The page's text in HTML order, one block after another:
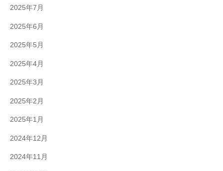
2025年7月
2025年6月
2025年5月
2025年4月
2025年3月
2025年2月
2025年1月
2024年12月
2024年11月